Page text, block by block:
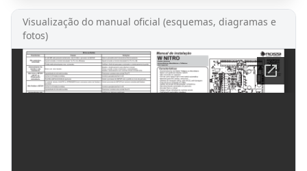
Visualização do manual oficial (esquemas, diagramas e
fotos)